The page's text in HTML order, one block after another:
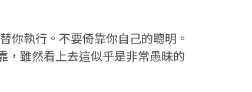
你執行。不要倚靠你自己的聰明。
雖然看上去這似乎是非常愚昧的